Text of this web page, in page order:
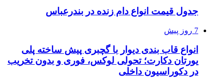
جدول قیمت انواع دام زنده در بندرعباس
7 روز پیش
انواع قاب بندی دیوار با گچبری پیش ساخته پلی
یورتان دکارت؛ تحولی لوکس، فوری و بدون تخریب
در دکوراسیون داخلی